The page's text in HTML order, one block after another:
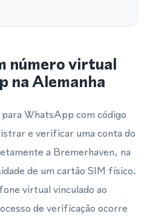
número virtual
na Alemanha
WhatsApp com código
e verificar uma conta do
a Bremerhaven, na
de um cartão SIM físico.
virtual vinculado ao
de verificação ocorre